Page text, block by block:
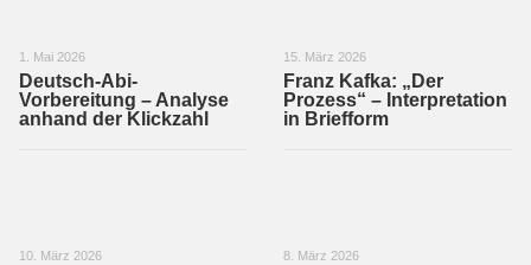
1. Mai 2026
Deutsch-Abi-
Vorbereitung – Analyse
anhand der Klickzahl
15. März 2026
Franz Kafka: „Der
Prozess“ – Interpretation
in Briefform
10. März 2026 8. März 2026